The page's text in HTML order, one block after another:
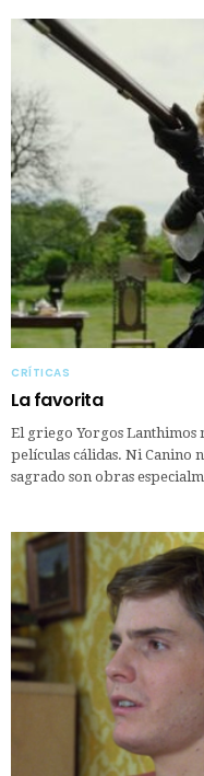
CRÍTICAS
La favorita
El griego Yorgos
películas cálidas. Ni Canino
sagrado son obras